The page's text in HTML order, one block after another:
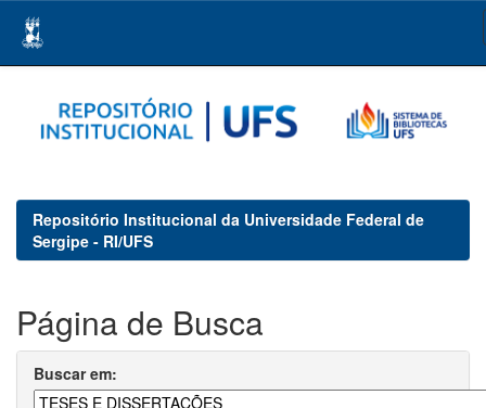
navigation
Repositório Institucional da Universidade Federal de
Sergipe - RI/UFS
Página de Busca
Buscar em: